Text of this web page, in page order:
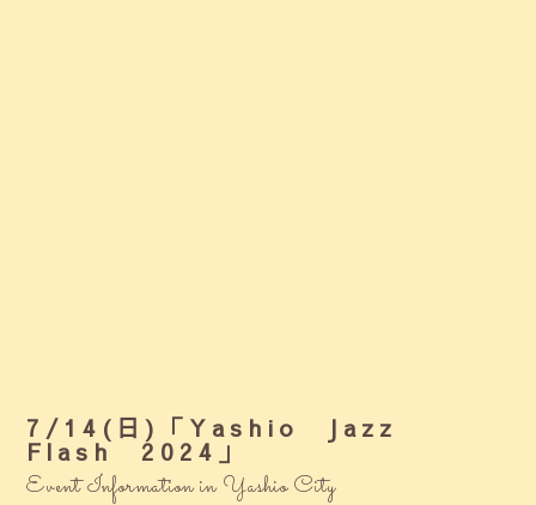
7/14(日)「Yashio Jazz
Flash 2024」
Event Information in Yashio City